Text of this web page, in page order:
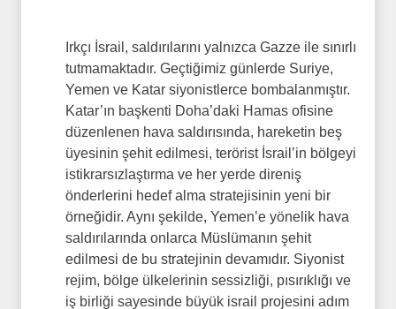
Irkçı İsrail, saldırılarını yalnızca Gazze ile sınırlı
tutmamaktadır. Geçtiğimiz günlerde Suriye,
Yemen ve Katar siyonistlerce bombalanmıştır.
Katar’ın başkenti Doha’daki Hamas ofisine
düzenlenen hava saldırısında, hareketin beş
üyesinin şehit edilmesi, terörist İsrail’in bölgeyi
istikrarsızlaştırma ve her yerde direniş
önderlerini hedef alma stratejisinin yeni bir
örneğidir. Aynı şekilde, Yemen’e yönelik hava
saldırılarında onlarca Müslümanın şehit
edilmesi de bu stratejinin devamıdır. Siyonist
rejim, bölge ülkelerinin sessizliği, pısırıklığı ve
iş birliği sayesinde büyük israil projesini adım